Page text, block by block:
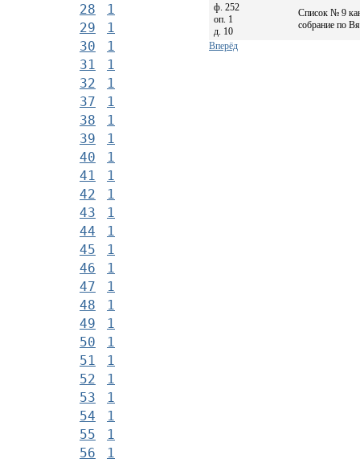
28
1
29
1
30
1
31
1
32
1
37
1
38
1
39
1
40
1
41
1
42
1
43
1
44
1
45
1
46
1
47
1
48
1
49
1
50
1
51
1
52
1
53
1
54
1
55
1
56
1
ф. 252
оп. 1
д. 10
Список № 9
собрание по
Вперёд